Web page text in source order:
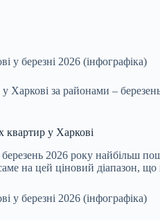
Харкові за районами –
квартир у Харкові
2026 року найбільш
на цей ціновий діапазон,